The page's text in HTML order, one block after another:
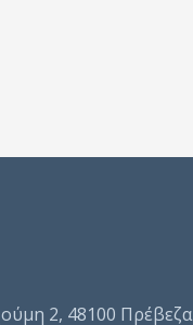
2, 48100 Πρέβεζα